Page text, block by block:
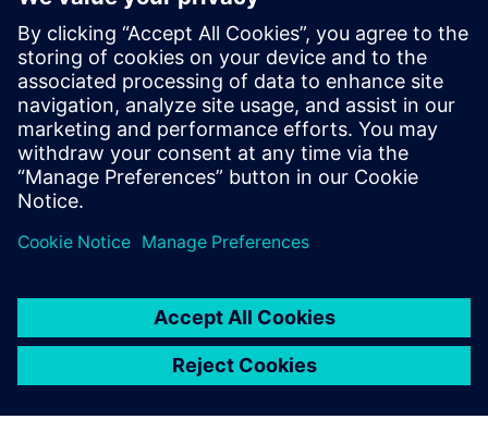
Gridscale X Flexibility Manager
Gridscale X Flexibility Manager helps DSOs forecast
grid risks, coordinate flexibility, and prevent
congestion.